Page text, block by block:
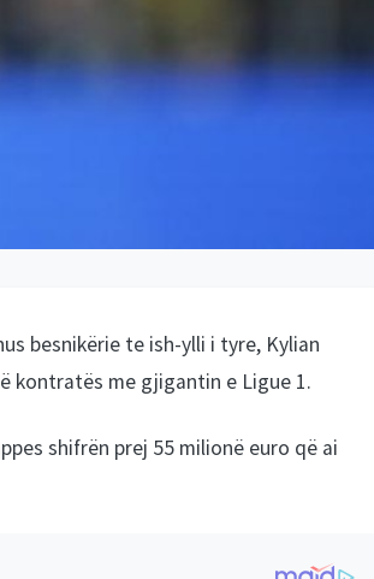
besnikërie te ish-ylli i tyre, Kylian
kontratës me gjigantin e Ligue 1.
shifrën prej 55 milionë euro që ai